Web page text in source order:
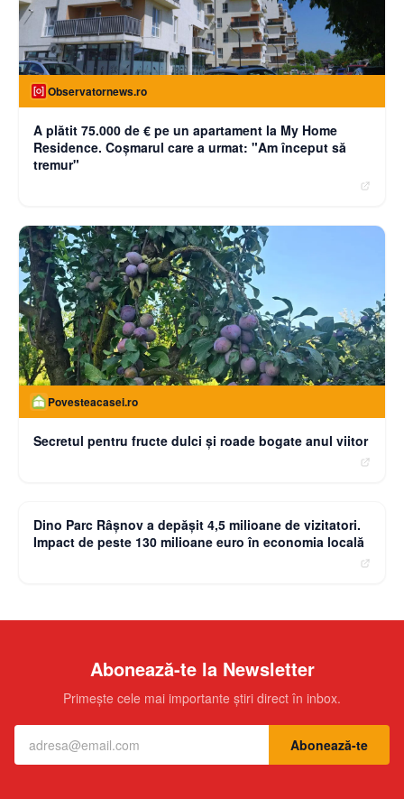
Observatornews.ro
A plătit 75.000 de € pe un apartament la My Home
Residence. Coşmarul care a urmat: "Am început să
tremur"
Povesteacasei.ro
Secretul pentru fructe dulci și roade bogate anul viitor
Dino Parc Râșnov a depășit 4,5 milioane de vizitatori.
Impact de peste 130 milioane euro în economia locală
Abonează-te la Newsletter
Primește cele mai importante știri direct în inbox.
Abonează-te